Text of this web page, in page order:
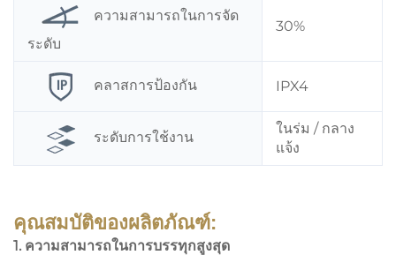
ความสามารถในการจัด
ระดับ
30%
คลาสการป้องกัน IPX4
ระดับการใช้งาน
ในร่ม / กลาง
แจ้ง
คุณสมบัติของผลิตภัณฑ์:
1. ความสามารถในการบรรทุกสูงสุด